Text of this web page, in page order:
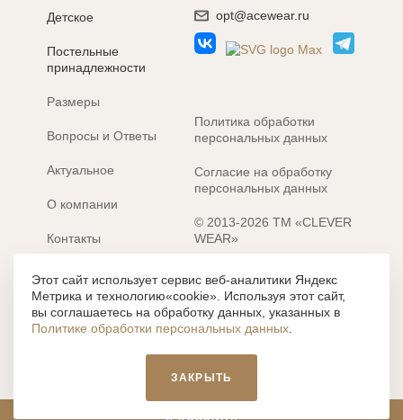
Детское
Постельные
принадлежности
Размеры
Вопросы и Ответы
Актуальное
О компании
Контакты
Электронные каталоги
opt@acewear.ru
Политика обработки
персональных данных
Согласие на обработку
персональных данных
© 2013-2026 ТМ «CLEVER
WEAR»
Разработка сайта: MACHAON
Все содержание, представленное или отраженное на сайте
https://clever-style.ru, включая, но не ограничиваясь, текстом,
графикой, фотографиями, иллюстрациями и т.д., являются
объектами авторского права, использование которых, без
письменного разрешения администрации и без активной
влечет наложение ответственности с действующим
Этот сайт использует сервис веб-аналитики Яндекс
Метрика и технологию«cookie». Используя этот сайт,
вы соглашаетесь на обработку данных, указанных в
Политике обработки персональных данных
ЗАКРЫТЬ